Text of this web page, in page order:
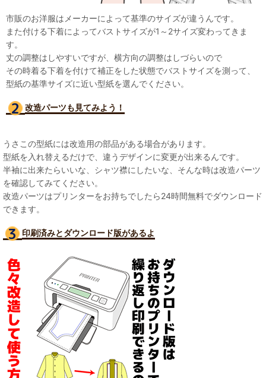
市販のお洋服はメーカーによって基準のサイズが違うんです。
また付ける下着によってバストサイズが1～2サイズ変わってきま
す。
丈の調整はしやすいですが、横方向の調整はしづらいので
その時着る下着を付けて補正をした状態でバストサイズを測って、
型紙の基準サイズに近い型紙を選んでください。
改造パーツも見てみよう！
うさこの型紙には改造用の部品がある場合があります。
型紙を入れ替えるだけで、違うデザインに変更が出来るんです。
半袖に出来たらいいな、シャツ襟にしたいな、そんな時は改造パーツ
を確認してみてください。
改造パーツはプリンターをお持ちでしたら24時間無料でダウンロード
できます。
印刷済みとダウンロード版があるよ